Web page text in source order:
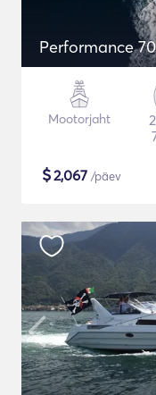
Performance
Mootorjaht
$2,067 /päev